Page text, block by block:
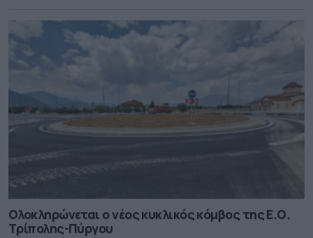
Ολοκληρώνεται ο νέος κυκλικός κόμβος της Ε.Ο.
Τρίπολης-Πύργου